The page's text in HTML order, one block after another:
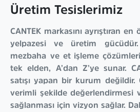
Üretim Tesislerimiz
CANTEK markasını ayrıştıran
yelpazesi ve üretim
mezbaha ve et işleme
tek elden, A’dan Z’ye sunar.
satışı yapan bir kurum değildir.
verimli şekilde değerlendirmesi
sağlanması için vizyon sağlar.